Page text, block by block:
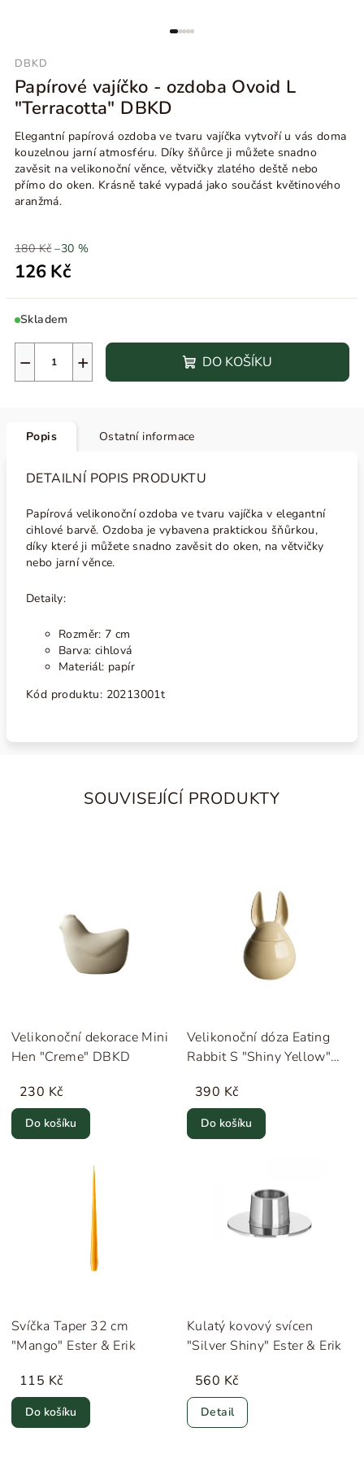
DBKD
Papírové vajíčko - ozdoba Ovoid L
"Terracotta" DBKD
Elegantní papírová ozdoba ve tvaru vajíčka vytvoří u vás doma
kouzelnou jarní atmosféru. Díky šňůrce ji můžete snadno
zavěsit na velikonoční věnce, větvičky zlatého deště nebo
přímo do oken. Krásně také vypadá jako součást květinového
aranžmá.
180 Kč –30 %
126 Kč
Skladem
+
− DO KOŠÍKU
Popis Ostatní informace
DETAILNÍ POPIS PRODUKTU
Papírová velikonoční ozdoba ve tvaru vajíčka v elegantní
cihlové barvě. Ozdoba je vybavena praktickou šňůrkou,
díky které ji můžete snadno zavěsit do oken, na větvičky
nebo jarní věnce.
Detaily:
Rozměr: 7 cm
Barva: cihlová
Materiál: papír
Kód produktu: 20213001t
SOUVISEJÍCÍ PRODUKTY
Velikonoční dekorace Mini
Hen "Creme" DBKD
230 Kč
Do košíku
Velikonoční dóza Eating
Rabbit S "Shiny Yellow"
390 Kč
Do košíku
Svíčka Taper 32 cm
"Mango" Ester & Erik
115 Kč
Do košíku
Kulatý kovový svícen
"Silver Shiny" Ester & Erik
560 Kč
Detail